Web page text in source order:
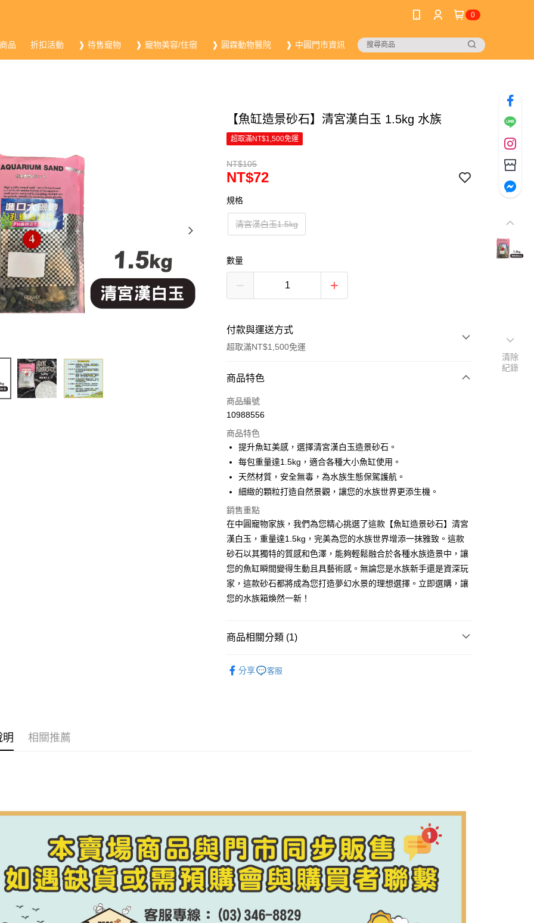
0
品 折扣活動 ❱ 待售寵物 ❱ 寵物美容/住宿 ❱ 圓霖動物醫院 ❱ 中圓門市資訊
【魚缸造景砂石】清宮漢白玉 1.5kg 水族
超取滿NT$1,500免運
NT$105
NT$72
規格
清宮漢白玉1.5kg
數量
付款與運送方式
超取滿NT$1,500免運
付款方式
信用卡一次付款
LINE Pay
Apple Pay
街口支付
悠遊付
Google Pay
ATM付款
貨到付款
【全家】取貨付款1500免運
【全家】取貨1500免運
每筆NT$115，滿NT$1,500(含以上)免運費
商品特色
商品編號
10988556
商品特色
提升魚缸美感，選擇清宮漢白玉造景砂石。
每包重量達1.5kg，適合各種大小魚缸使用。
天然材質，安全無毒，為水族生態保駕護航。
細緻的顆粒打造自然景觀，讓您的水族世界更添生機。
銷售重點
在中圓寵物家族，我們為您精心挑選了這款【魚缸造景砂石】清宮
漢白玉，重量達1.5kg，完美為您的水族世界增添一抹雅致。這款
砂石以其獨特的質感和色澤，能夠輕鬆融合於各種水族造景中，讓
您的魚缸瞬間變得生動且具藝術感。無論您是水族新手還是資深玩
家，這款砂石都將成為您打造夢幻水景的理想選擇。立即選購，讓
您的水族箱煥然一新！
商品相關分類 (1)
分享
客服
明 相關推薦
清除
紀錄